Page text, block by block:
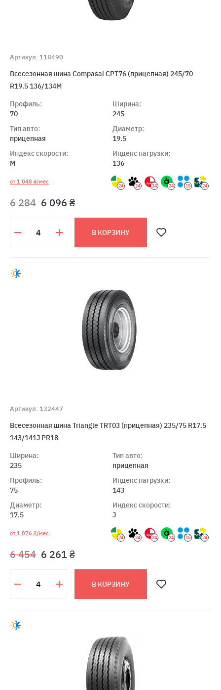
Артикул: 118490
Всесезонная шина Compasal CPT76 (прицепная) 245/70
R19.5 136/134M
Профиль:
70
Тип авто:
прицепная
Индекс скорости:
M
Ширина:
245
Диаметр:
19.5
Индекс нагрузки:
136
от 1 048 ₴/мес
24 24 24 24 15 24
6 284 6 096 ₴
В КОРЗИНУ
Артикул: 132447
Всесезонная шина Triangle TRT03 (прицепная) 235/75 R17.5
143/141J PR18
Ширина:
235
Профиль:
75
Диаметр:
17.5
Тип авто:
прицепная
Индекс нагрузки:
143
Индекс скорости:
J
от 1 076 ₴/мес
24 24 24 24 15 24
6 454 6 261 ₴
В КОРЗИНУ